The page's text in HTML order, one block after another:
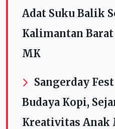
Adat Suku Balik
Kalimantan
MK
Sangerday
Budaya Kopi,
Kreativitas Anak